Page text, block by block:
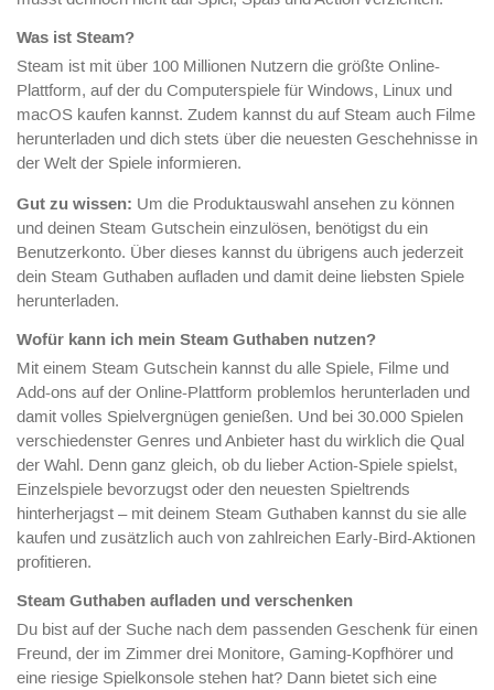
Was ist Steam?
Steam ist mit über 100 Millionen Nutzern die größte Online-
Plattform, auf der du Computerspiele für Windows, Linux und
macOS kaufen kannst. Zudem kannst du auf Steam auch Filme
herunterladen und dich stets über die neuesten Geschehnisse in
der Welt der Spiele informieren.
Gut zu wissen: Um die Produktauswahl ansehen zu können
und deinen Steam Gutschein einzulösen, benötigst du ein
Benutzerkonto. Über dieses kannst du übrigens auch jederzeit
dein Steam Guthaben aufladen und damit deine liebsten Spiele
herunterladen.
Wofür kann ich mein Steam Guthaben nutzen?
Mit einem Steam Gutschein kannst du alle Spiele, Filme und
Add-ons auf der Online-Plattform problemlos herunterladen und
damit volles Spielvergnügen genießen. Und bei 30.000 Spielen
verschiedenster Genres und Anbieter hast du wirklich die Qual
der Wahl. Denn ganz gleich, ob du lieber Action-Spiele spielst,
Einzelspiele bevorzugst oder den neuesten Spieltrends
hinterherjagst – mit deinem Steam Guthaben kannst du sie alle
kaufen und zusätzlich auch von zahlreichen Early-Bird-Aktionen
profitieren.
Steam Guthaben aufladen und verschenken
Du bist auf der Suche nach dem passenden Geschenk für einen
Freund, der im Zimmer drei Monitore, Gaming-Kopfhörer und
eine riesige Spielkonsole stehen hat? Dann bietet sich eine